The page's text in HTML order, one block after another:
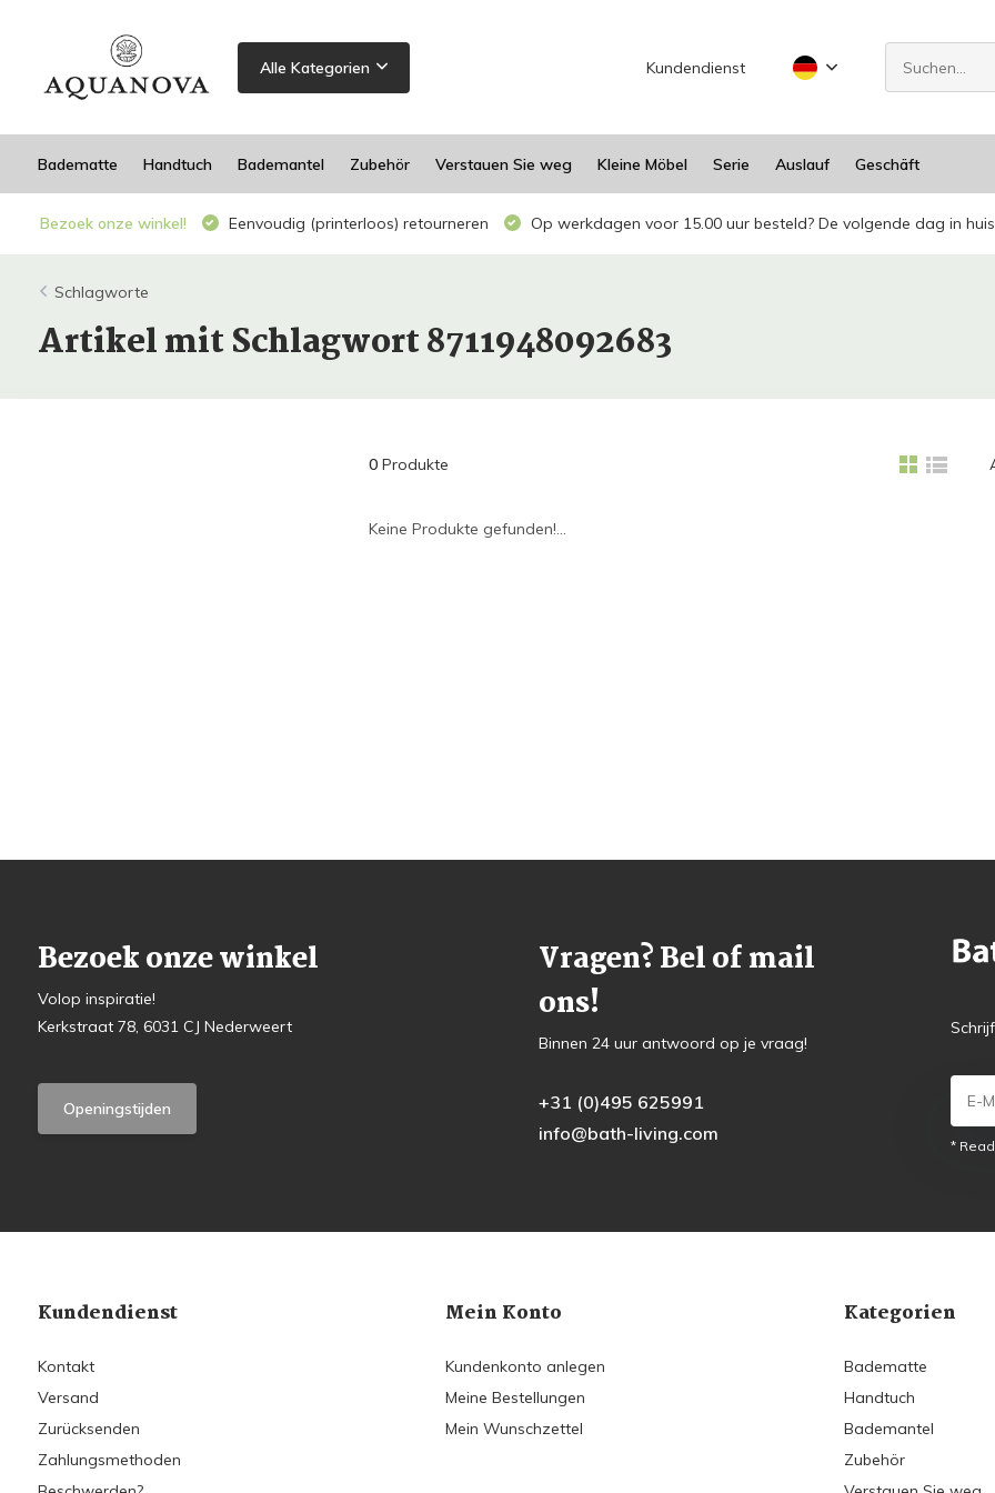
Alle Kategorien Kundendienst
Badematte Handtuch Bademantel Zubehör Verstauen Sie weg Kleine Möbel Serie Auslauf Geschäft
Bezoek onze winkel! Eenvoudig (printerloos) retourneren Op werkdagen voor 15.00 uur besteld? De volgende dag in
Schlagworte
Artikel mit Schlagwort 8711948092683
0Produkte
Keine Produkte gefunden!...
Bezoek onze winkel
Volop inspiratie!
Kerkstraat 78, 6031 CJ Nederweert
Openingstijden
Vragen? Bel of mail
ons!
Binnen 24 uur antwoord op je vraag!
+31 (0)495 625991
info@bath-living.com
*
Kundendienst
Kontakt
Versand
Zurücksenden
Zahlungsmethoden
Mein Konto
Kundenkonto anlegen
Meine Bestellungen
Mein Wunschzettel
Kategorien
Badematte
Handtuch
Bademantel
Zubehör